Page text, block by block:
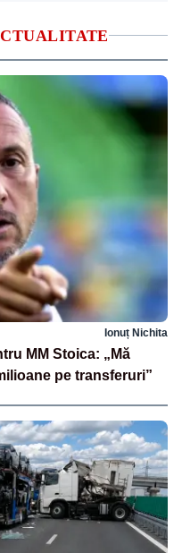
Ionuț Nichita
MM Stoica: „Mă
pe transferuri”